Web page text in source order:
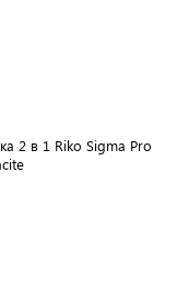
2 в 1 Riko Sigma Pro